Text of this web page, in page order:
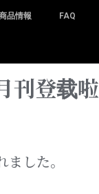
品情報 FAQ
刊登载啦
した。